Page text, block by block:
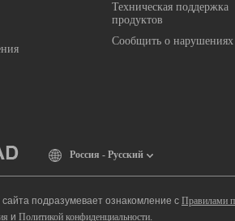
Техническая поддержка
продуктов
Сообщить о нарушениях
Россия - Русский
сайта подразумевает ознакомление с Правилами
и Политикой конфиденциальности.